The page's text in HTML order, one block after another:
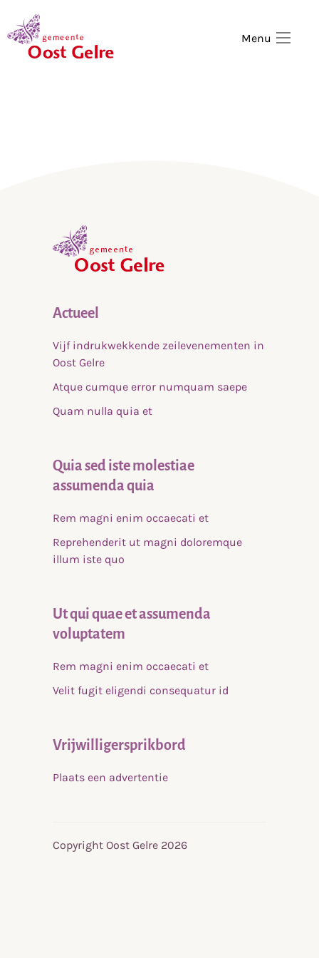
Menu
Actueel
Vijf indrukwekkende zeilevenementen in
Oost Gelre
Atque cumque error numquam saepe
Quam nulla quia et
Quia sed iste molestiae
assumenda quia
Rem magni enim occaecati et
Reprehenderit ut magni doloremque
illum iste quo
Ut qui quae et assumenda
voluptatem
Rem magni enim occaecati et
Velit fugit eligendi consequatur id
Vrijwilligersprikbord
Plaats een advertentie
Copyright Oost Gelre 2026